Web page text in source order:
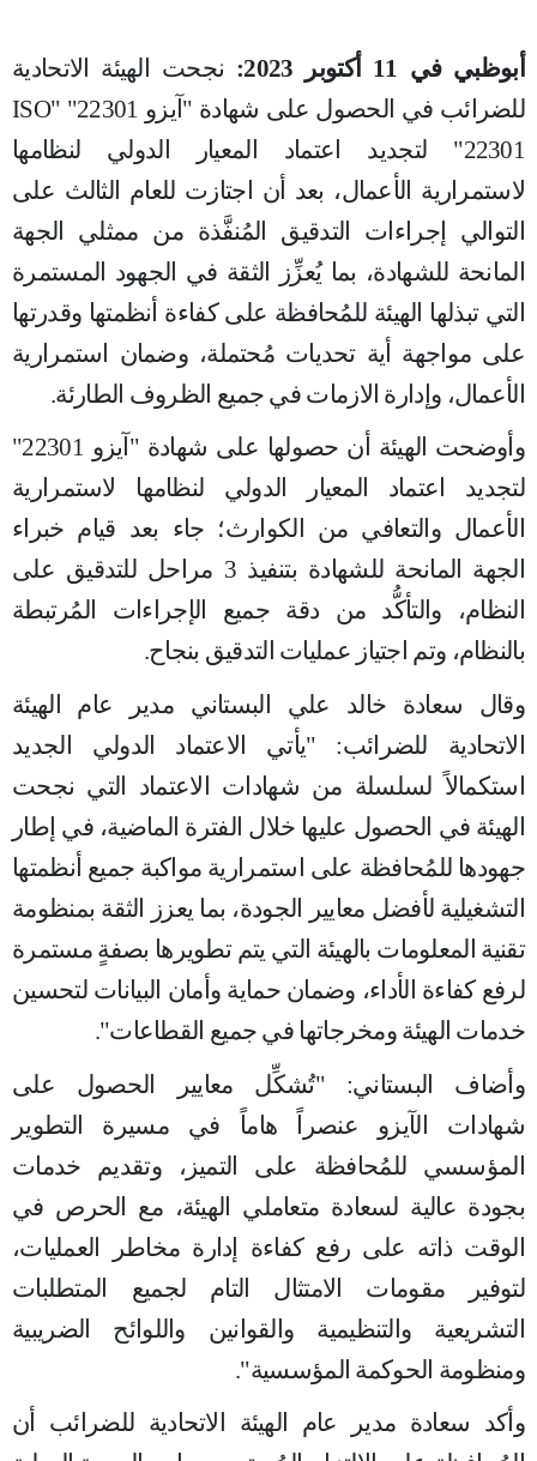
أبوظبي في 11 أكتوبر 2023: نجحت
الهيئة الاتحادية
للضرائب في الحصول على شهادة "آيزو 22301" "
ISO
22301" لتجديد اعتماد المعيار الدولي لنظامها
لاستمرارية الأعمال، بعد أن اجتازت للعام الثالث على
التوالي إجراءات التدقيق المُنفَّذة من ممثلي الجهة
المانحة للشهادة، بما يُعزِّز الثقة في الجهود المستمرة
التي تبذلها الهيئة للمُحافظة على كفاءة أنظمتها وقدرتها
على مواجهة أية تحديات مُحتملة، وضمان استمرارية
الأعمال، وإدارة الازمات في جميع الظروف الطارئة.
وأوضحت الهيئة أن حصولها على شهادة "آيزو 22301"
لتجديد اعتماد المعيار الدولي لنظامها لاستمرارية
الأعمال والتعافي من الكوارث؛ جاء بعد قيام خبراء
الجهة المانحة للشهادة بتنفيذ 3 مراحل للتدقيق على
النظام، والتأكُّد من دقة جميع الإجراءات المُرتبطة
بالنظام، وتم اجتياز عمليات التدقيق بنجاح.
وقال سعادة خالد علي البستاني مدير عام الهيئة
الاتحادية للضرائب: "يأتي الاعتماد الدولي الجديد
استكمالاً لسلسلة من شهادات الاعتماد التي نجحت
الهيئة في الحصول عليها خلال الفترة الماضية، في إطار
جهودها للمُحافظة على استمرارية مواكبة جميع أنظمتها
التشغيلية لأفضل معايير الجودة، بما يعزز الثقة بمنظومة
تقنية المعلومات بالهيئة التي يتم تطويرها بصفةٍ مستمرة
لرفع كفاءة الأداء، وضمان حماية وأمان البيانات لتحسين
خدمات الهيئة ومخرجاتها في جميع القطاعات".
وأضاف البستاني: "تُشكِّل معايير الحصول على
شهادات الآيزو عنصراً هاماً في مسيرة التطوير
المؤسسي للمُحافظة على التميز، وتقديم خدمات
بجودة عالية لسعادة متعاملي الهيئة، مع الحرص في
الوقت ذاته على رفع كفاءة إدارة مخاطر العمليات،
لتوفير مقومات الامتثال التام لجميع المتطلبات
التشريعية والتنظيمية والقوانين واللوائح الضريبية
ومنظومة الحوكمة المؤسسية".
وأكد سعادة مدير عام الهيئة الاتحادية للضرائب أن